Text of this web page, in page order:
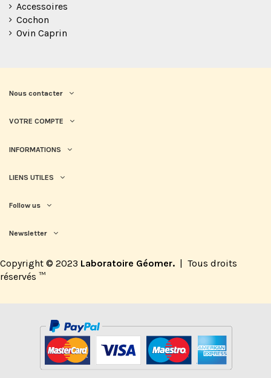
Accessoires
Cochon
Ovin Caprin
Nous contacter
VOTRE COMPTE
INFORMATIONS
LIENS UTILES
Follow us
Newsletter
Copyright © 2023 Laboratoire Géomer.
Tous droits
réservés ™